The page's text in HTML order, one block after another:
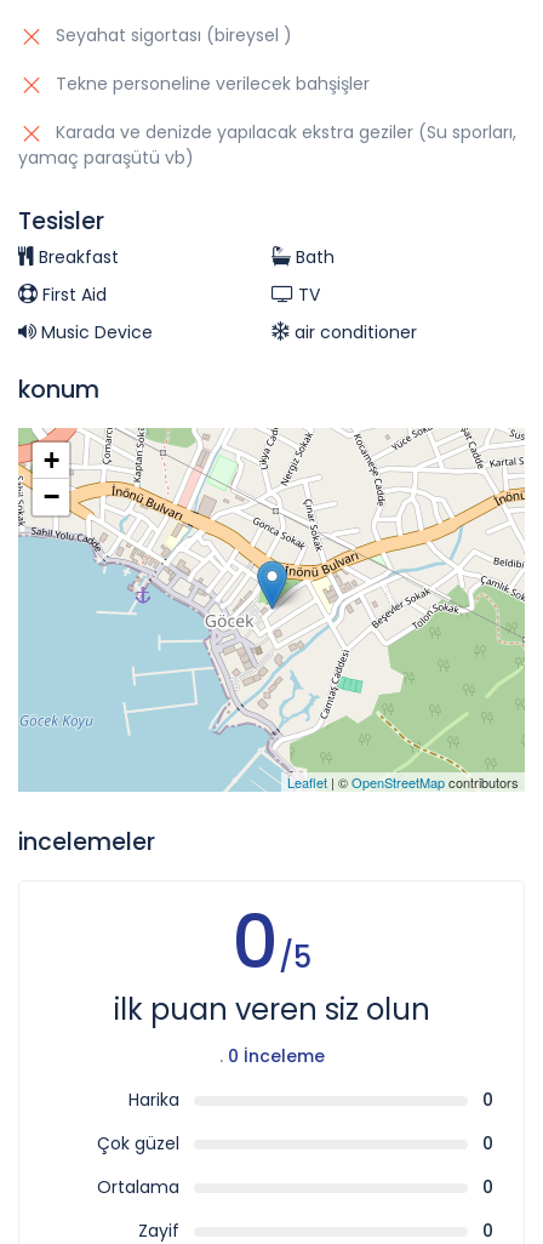
Seyahat sigortası (bireysel )
Tekne personeline verilecek bahşişler
Karada ve denizde yapılacak ekstra geziler (Su sporları,
yamaç paraşütü vb)
Tesisler
Breakfast
Bath
First Aid
TV
Music Device
air conditioner
konum
+
−
Leaflet | ©OpenStreetMapcontributors
incelemeler
0/5
ilk puan veren siz olun
. 0 İnceleme
Harika
0
Çok güzel
0
Ortalama
0
Zayif
0